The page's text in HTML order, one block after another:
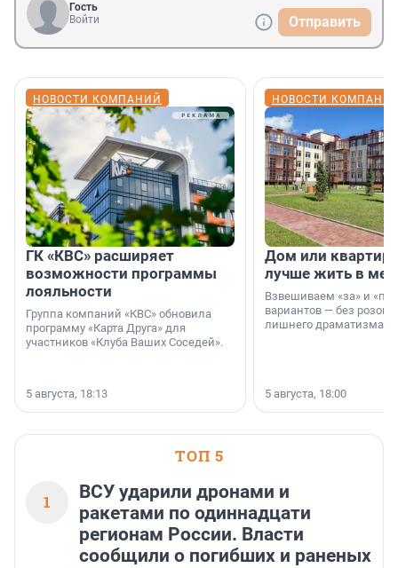
Гость
Войти
Отправить
НОВОСТИ КОМПАНИЙ
ГК «КВС» расширяет
возможности программы
лояльности
Группа компаний «КВС» обновила
программу «Карта Друга» для
участников «Клуба Ваших Соседей».
5 августа, 18:13
НОВОСТИ
Дом или
лучше жить в
Взвешиваем «за» и
вариантов — без
лишнего драматизма.
5 августа, 18:00
ТОП 5
1
ВСУ ударили дронами и
ракетами по одиннадцати
регионам России. Власти
сообщили о погибших и раненых